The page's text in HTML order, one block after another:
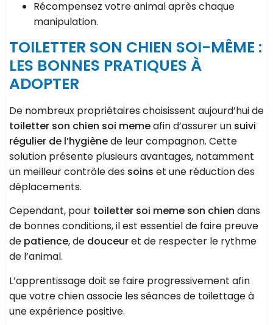
Récompensez votre animal après chaque
manipulation.
TOILETTER SON CHIEN SOI-MÊME :
LES BONNES PRATIQUES À
ADOPTER
De nombreux propriétaires choisissent aujourd’hui de
toiletter son chien soi memeafin d’assurer un suivi
régulier de l’hygiènede leur compagnon. Cette
solution présente plusieurs avantages, notamment
un meilleur contrôle des soins et une réduction des
déplacements.
Cependant, pour toiletter soi meme son chien dans
de bonnes conditions, il est essentiel de faire preuve
de patience, de douceuret de respecter le rythme
de l’animal.
L’apprentissage doit se faire progressivement afin
que votre chien associe les séances de toilettage à
une expérience positive.